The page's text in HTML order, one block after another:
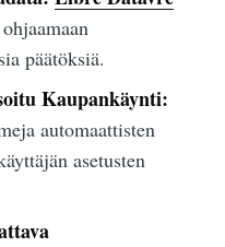
päätöksiä.
Kaupankäynti:
automaattisten
asetusten